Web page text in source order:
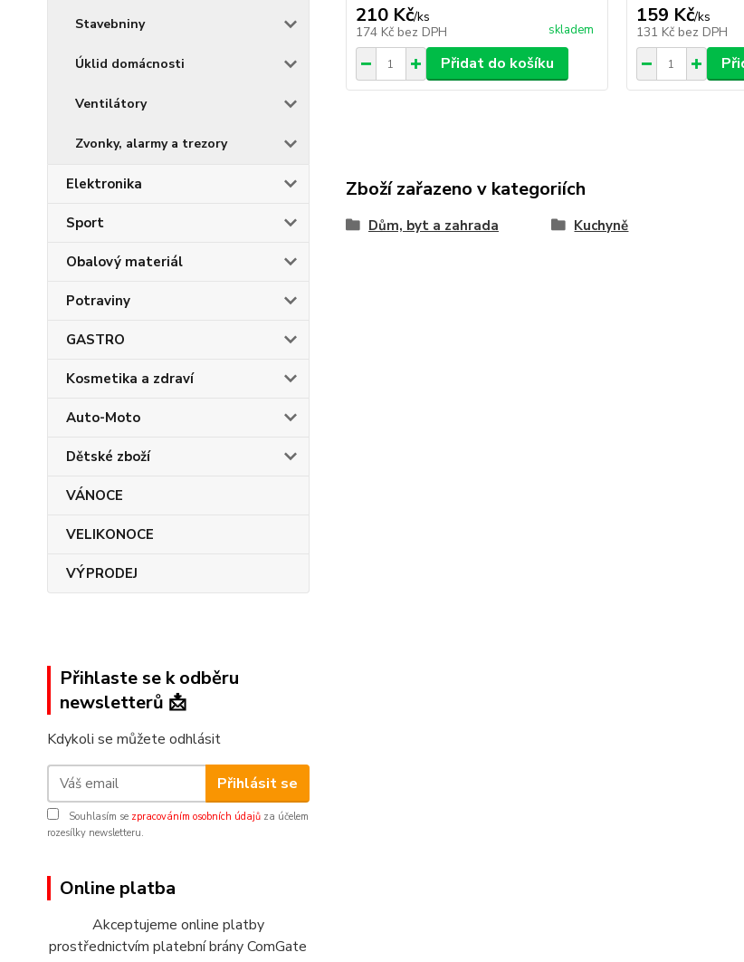
Stavebniny
Úklid domácnosti
Ventilátory
Zvonky, alarmy a trezory
Elektronika
Sport
Obalový materiál
Potraviny
GASTRO
Kosmetika a zdraví
Auto-Moto
Dětské zboží
VÁNOCE
VELIKONOCE
VÝPRODEJ
Přihlaste se k odběru
newsletterů 📩
Kdykoli se můžete odhlásit
Přihlásit se
Souhlasím se zpracováním osobních údajů za účelem
rozesílky newsletteru.
Online platba
Akceptujeme online platby
prostřednictvím platební brány ComGate
210 Kč/ks
174 Kč bez DPH skladem
Přidat do košíku
159 Kč/ks
131 Kč bez DPH
Zboží zařazeno v kategoriích
Dům, byt a zahrada Kuchyně